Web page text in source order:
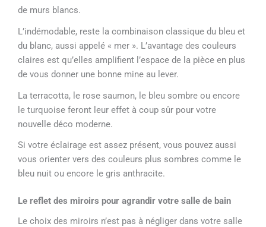
de murs blancs.
L’indémodable, reste la combinaison classique du bleu et
du blanc, aussi appelé « mer ». L’avantage des couleurs
claires est qu’elles amplifient l’espace de la pièce en plus
de vous donner une bonne mine au lever.
La terracotta, le rose saumon, le bleu sombre ou encore
le turquoise feront leur effet à coup sûr pour votre
nouvelle déco moderne.
Si votre éclairage est assez présent, vous pouvez aussi
vous orienter vers des couleurs plus sombres comme le
bleu nuit ou encore le gris anthracite.
Le reflet des miroirs pour agrandir votre salle de bain
Le choix des miroirs n’est pas à négliger dans votre salle